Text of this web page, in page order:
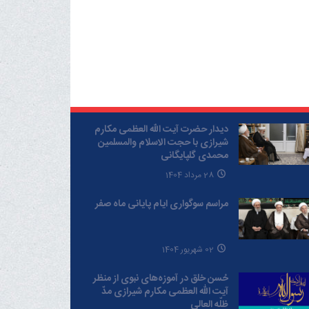
دیدار حضرت آیت الله العظمی مکارم
شیرازی با حجت الاسلام والمسلمین
محمدی گلپایگانی
28 مرداد 1404
مراسم سوگواری ایام پایانی ماه صفر
02 شهریور 1404
حُسن خلق در آموزه‌های نبوی از منظر
آیت الله العظمی مکارم شیرازی مدّ
ظلّه العالی